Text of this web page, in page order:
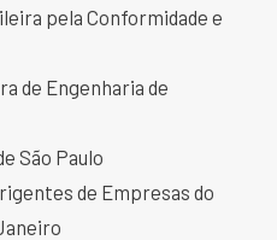
pela Conformidade e
de Engenharia de
São Paulo
de Empresas do